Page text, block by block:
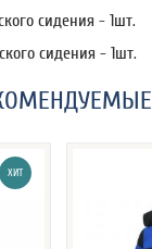
сидения - 1шт.
сидения - 1шт.
ХИТ